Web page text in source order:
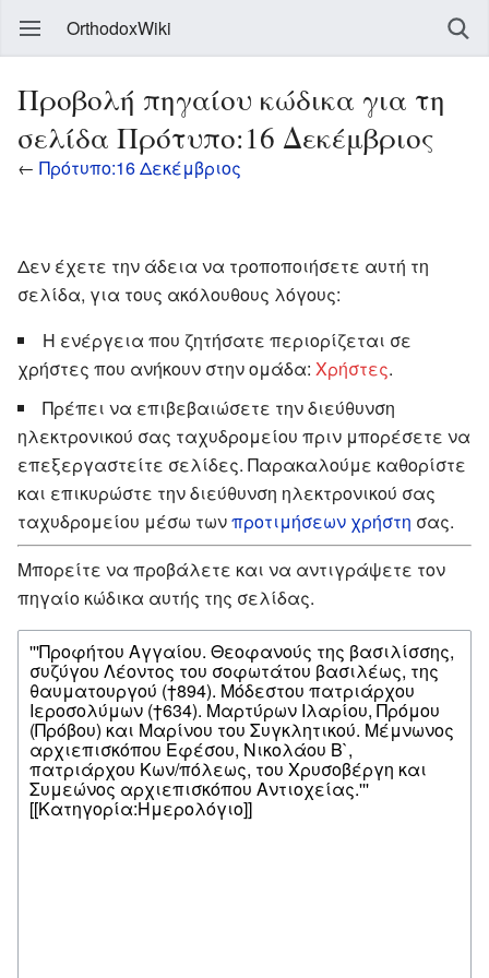
OrthodoxWiki
Προβολή πηγαίου κώδικα για τη
σελίδα Πρότυπο:16 Δεκέμβριος
← Πρότυπο:16 Δεκέμβριος
Δεν έχετε την άδεια να τροποποιήσετε αυτή τη
σελίδα, για τους ακόλουθους λόγους:
Η ενέργεια που ζητήσατε περιορίζεται σε
χρήστες που ανήκουν στην ομάδα: Χρήστες.
Πρέπει να επιβεβαιώσετε την διεύθυνση
ηλεκτρονικού σας ταχυδρομείου πριν μπορέσετε να
επεξεργαστείτε σελίδες. Παρακαλούμε καθορίστε
και επικυρώστε την διεύθυνση ηλεκτρονικού σας
ταχυδρομείου μέσω τωνπροτιμήσεων χρήστη σας.
Μπορείτε να προβάλετε και να αντιγράψετε τον
πηγαίο κώδικα αυτής της σελίδας.